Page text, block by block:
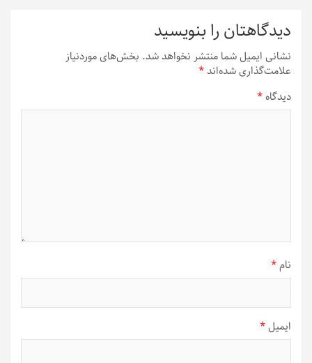
دیدگاهتان را بنویسید
نشانی ایمیل شما منتشر نخواهد شد. بخش‌های موردنیاز
علامت‌گذاری شده‌اند*
دیدگاه*
نام*
ایمیل*